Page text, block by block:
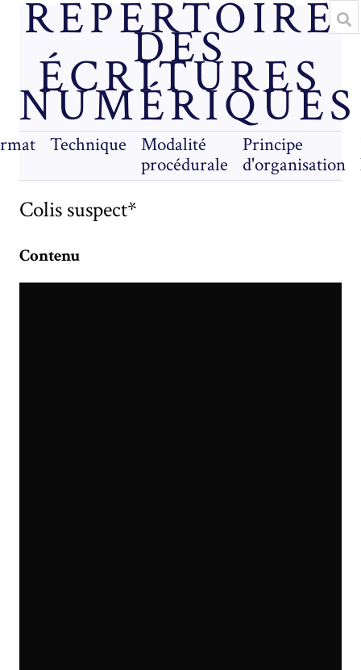
RÉPERTOIRE
DES
ÉCRITURES
NUMÉRIQUES
Technique
Modalité
procédurale
Principe
d'organisation
Colis suspect*
Contenu